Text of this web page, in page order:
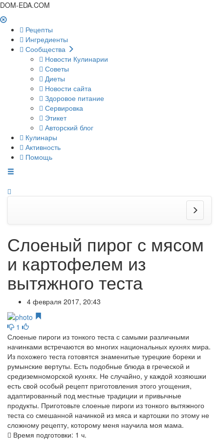
DOM-EDA.COM
Рецепты
Ингредиенты
Сообщества
Новости Кулинарии
Советы
Диеты
Новости сайта
Здоровое питание
Сервировка
Этикет
Авторский блог
Кулинары
Активность
Помощь
Слоеный пирог с мясом
и картофелем из
вытяжного теста
4 февраля 2017, 20:43
1
Слоеные пироги из тонкого теста с самыми различными
начинками встречаются во многих национальных кухнях мира.
Из похожего теста готовятся знаменитые турецкие бореки и
румынские вертуты. Есть подобные блюда в греческой и
средиземноморской кухнях. Не случайно, у каждой хозяюшки
есть свой особый рецепт приготовления этого угощения,
адаптированный под местные традиции и привычные
продукты. Приготовьте слоеные пироги из тонкого вытяжного
теста со смешанной начинкой из мяса и картошки по этому не
сложному рецепту, которому меня научила моя мама.
Время подготовки: 1 ч.